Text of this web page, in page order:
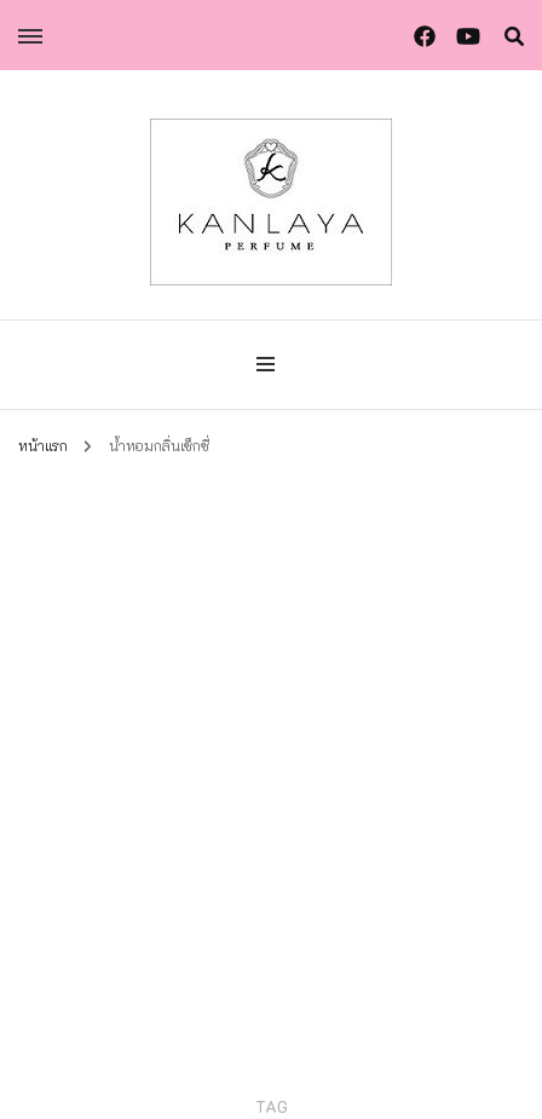
น้ำหอมกัลยา
น้ำหอมกัลยา น้ำหอมแท้แบรนด์ไทย คุณภาพยุโรป
หน้าแรก น้ำหอมกลิ่นเซ็กซี่
TAG